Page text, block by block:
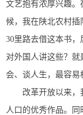
文艺抱有浓厚兴趣
候，我在陕北农村插
30里路去借这本书
对外国人讲这些？
会、谈人生，最容易
改革开放以来，
人口的优秀作品。